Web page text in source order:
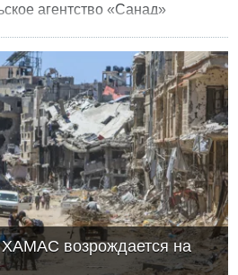
агентство «Санад»
возрождается на